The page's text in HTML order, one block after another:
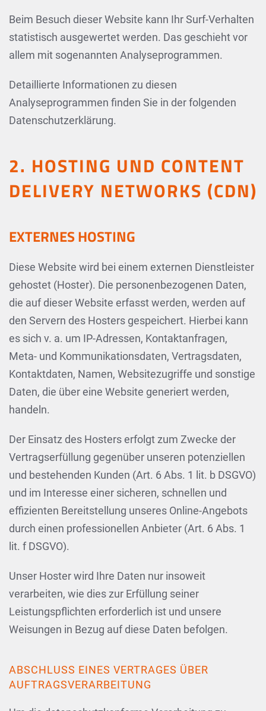
Beim Besuch dieser Website kann Ihr Surf-Verhalten
statistisch ausgewertet werden. Das geschieht vor
allem mit sogenannten Analyseprogrammen.
Detaillierte Informationen zu diesen
Analyseprogrammen finden Sie in der folgenden
Datenschutzerklärung.
2. HOSTING UND CONTENT
DELIVERY NETWORKS (CDN)
EXTERNES HOSTING
Diese Website wird bei einem externen Dienstleister
gehostet (Hoster). Die personenbezogenen Daten,
die auf dieser Website erfasst werden, werden auf
den Servern des Hosters gespeichert. Hierbei kann
es sich v. a. um IP-Adressen, Kontaktanfragen,
Meta- und Kommunikationsdaten, Vertragsdaten,
Kontaktdaten, Namen, Websitezugriffe und sonstige
Daten, die über eine Website generiert werden,
handeln.
Der Einsatz des Hosters erfolgt zum Zwecke der
Vertragserfüllung gegenüber unseren potenziellen
und bestehenden Kunden (Art. 6 Abs. 1 lit. b DSGVO)
und im Interesse einer sicheren, schnellen und
effizienten Bereitstellung unseres Online-Angebots
durch einen professionellen Anbieter (Art. 6 Abs. 1
lit. f DSGVO).
Unser Hoster wird Ihre Daten nur insoweit
verarbeiten, wie dies zur Erfüllung seiner
Leistungspflichten erforderlich ist und unsere
Weisungen in Bezug auf diese Daten befolgen.
ABSCHLUSS EINES VERTRAGES ÜBER
AUFTRAGSVERARBEITUNG